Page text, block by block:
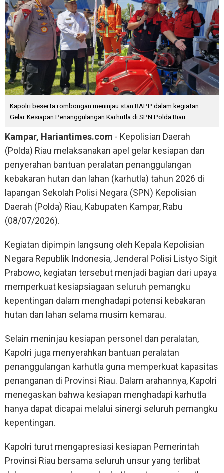
Kapolri beserta rombongan meninjau stan RAPP dalam kegiatan
Gelar Kesiapan Penanggulangan Karhutla di SPN Polda Riau.
Kampar, Hariantimes.com - Kepolisian Daerah
(Polda) Riau melaksanakan apel gelar kesiapan dan
penyerahan bantuan peralatan penanggulangan
kebakaran hutan dan lahan (karhutla) tahun 2026 di
lapangan Sekolah Polisi Negara (SPN) Kepolisian
Daerah (Polda) Riau, Kabupaten Kampar, Rabu
(08/07/2026).
Kegiatan dipimpin langsung oleh Kepala Kepolisian
Negara Republik Indonesia, Jenderal Polisi Listyo Sigit
Prabowo, kegiatan tersebut menjadi bagian dari upaya
memperkuat kesiapsiagaan seluruh pemangku
kepentingan dalam menghadapi potensi kebakaran
hutan dan lahan selama musim kemarau.
Selain meninjau kesiapan personel dan peralatan,
Kapolri juga menyerahkan bantuan peralatan
penanggulangan karhutla guna memperkuat kapasitas
penanganan di Provinsi Riau. Dalam arahannya, Kapolri
menegaskan bahwa kesiapan menghadapi karhutla
hanya dapat dicapai melalui sinergi seluruh pemangku
kepentingan.
Kapolri turut mengapresiasi kesiapan Pemerintah
Provinsi Riau bersama seluruh unsur yang terlibat